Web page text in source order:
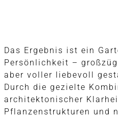
Das Ergebnis ist ein
Persönlichkeit –
aber voller liebevoll
Durch die gezielte
architektonischer
Pflanzenstrukturen und